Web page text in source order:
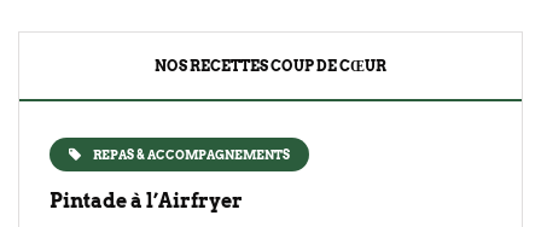
NOS RECETTES COUP DE CŒUR
REPAS & ACCOMPAGNEMENTS
Pintade à l’Airfryer